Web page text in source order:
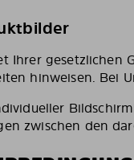
Ihrer gesetzlichen
hinweisen. Bei
zwischen den